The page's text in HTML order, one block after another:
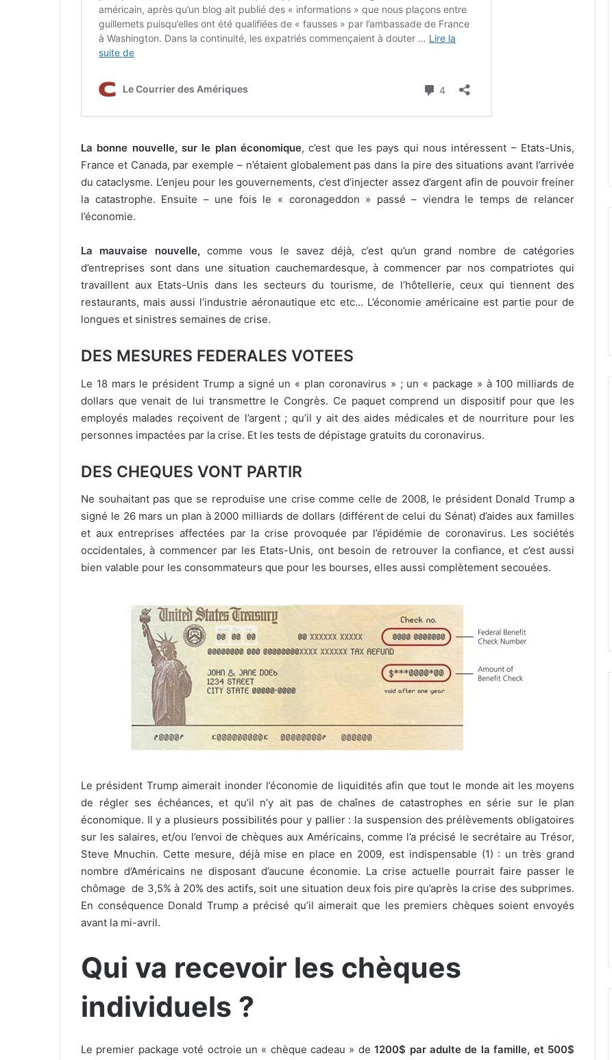
La bonne nouvelle, sur le plan économique, c’est que les pays qui nous intéressent – Etats-Unis,
France et Canada, par exemple – n’étaient globalement pas dans la pire des situations avant l’arrivée
du cataclysme. L’enjeu pour les gouvernements, c’est d’injecter assez d’argent afin de pouvoir freiner
la catastrophe. Ensuite – une fois le « coronageddon » passé – viendra le temps de relancer
l’économie.
La mauvaise nouvelle, comme vous le savez déjà, c’est qu’un grand nombre de catégories
d’entreprises sont dans une situation cauchemardesque, à commencer par nos compatriotes qui
travaillent aux Etats-Unis dans les secteurs du tourisme, de l’hôtellerie, ceux qui tiennent des
restaurants, mais aussi l’industrie aéronautique etc etc… L’économie américaine est partie pour de
longues et sinistres semaines de crise.
DES MESURES FEDERALES VOTEES
Le 18 mars le président Trump a signé un « plan coronavirus » ; un « package » à 100 milliards de
dollars que venait de lui transmettre le Congrès. Ce paquet comprend un dispositif pour que les
employés malades reçoivent de l’argent ; qu’il y ait des aides médicales et de nourriture pour les
personnes impactées par la crise. Et les tests de dépistage gratuits du coronavirus.
DES CHEQUES VONT PARTIR
Ne souhaitant pas que se reproduise une crise comme celle de 2008, le président Donald Trump a
signé le 26 mars un plan à 2000 milliards de dollars (différent de celui du Sénat) d’aides aux familles
et aux entreprises affectées par la crise provoquée par l’épidémie de coronavirus. Les sociétés
occidentales, à commencer par les Etats-Unis, ont besoin de retrouver la confiance, et c’est aussi
bien valable pour les consommateurs que pour les bourses, elles aussi complètement secouées.
Le président Trump aimerait inonder l’économie de liquidités afin que tout le monde ait les moyens
de régler ses échéances, et qu’il n’y ait pas de chaînes de catastrophes en série sur le plan
économique. Il y a plusieurs possibilités pour y pallier : la suspension des prélèvements obligatoires
sur les salaires, et/ou l’envoi de chèques aux Américains, comme l’a précisé le secrétaire au Trésor,
Steve Mnuchin. Cette mesure, déjà mise en place en 2009, est indispensable (1) : un très grand
nombre d’Américains ne disposant d’aucune économie. La crise actuelle pourrait faire passer le
chômage de 3,5% à 20% des actifs, soit une situation deux fois pire qu’après la crise des subprimes.
En conséquence Donald Trump a précisé qu’il aimerait que les premiers chèques soient envoyés
avant la mi-avril.
Qui va recevoir les chèques
individuels ?
Le premier package voté octroie un « chèque cadeau » de1200$ par adulte de la famille, et 500$